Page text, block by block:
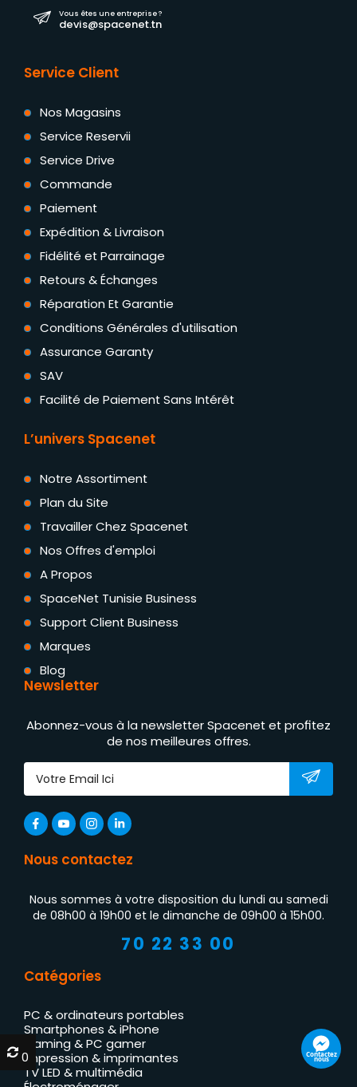
Vous êtes une entreprise ?
devis@spacenet.tn
Service Client
Nos Magasins
Service Reservii
Service Drive
Commande
Paiement
Expédition & Livraison
Fidélité et Parrainage
Retours & Échanges
Réparation Et Garantie
Conditions Générales d'utilisation
Assurance Garanty
SAV
Facilité de Paiement Sans Intérêt
L’univers Spacenet
Notre Assortiment
Plan du Site
Travailler Chez Spacenet
Nos Offres d'emploi
A Propos
SpaceNet Tunisie Business
Support Client Business
Marques
Blog
Newsletter
Abonnez-vous à la newsletter Spacenet et profitez
de nos meilleures offres.
Nous contactez
Nous sommes à votre disposition du lundi au samedi
de 08h00 à 19h00 et le dimanche de 09h00 à 15h00.
70 22 33 00
Catégories
PC & ordinateurs portables
Smartphones & iPhone
Gaming & PC gamer
Impression & imprimantes
TV LED & multimédia
Contactez
nous
0
0